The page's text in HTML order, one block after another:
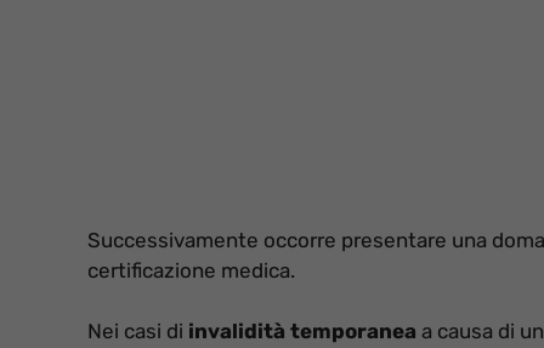
Successivamente occorre presentare una
certificazione medica.
Nei casi di invalidità temporanea a causa di